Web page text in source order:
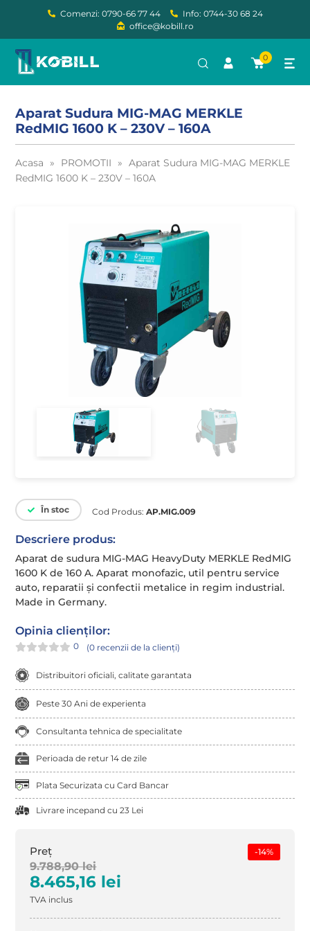
Comenzi: 0790-66 77 44
Info: 0744-30 68 24
office@kobill.ro
0
Aparat Sudura MIG-MAG MERKLE
RedMIG 1600 K – 230V – 160A
Acasa » PROMOTII » Aparat Sudura MIG-MAG MERKLE
RedMIG 1600 K – 230V – 160A
În stoc Cod Produs:AP.MIG.009
Descriere produs:
Aparat de sudura MIG-MAG HeavyDuty MERKLE RedMIG
1600 K de 160 A. Aparat monofazic, util pentru service
auto, reparatii și confectii metalice in regim industrial.
Made in Germany.
Opinia clienților:
0 (0 recenzii de la clienți)
Distribuitori oficiali, calitate garantata
Peste 30 Ani de experienta
Consultanta tehnica de specialitate
Perioada de retur 14 de zile
Plata Securizata cu Card Bancar
Livrare incepand cu 23 Lei
Preț -14%
9.788,90lei
Prețul
inițial
fost:
8.465,16 lei
TVA inclus